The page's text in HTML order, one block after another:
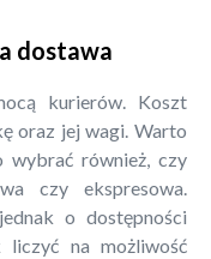
dostawa
kurierów. Koszt
oraz jej wagi. Warto
wybrać również, czy
czy ekspresowa.
o dostępności
liczyć na możliwość